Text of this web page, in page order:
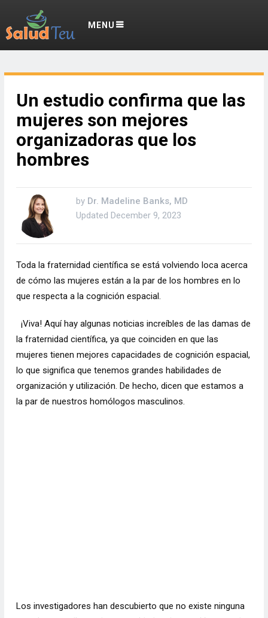
MENU
Un estudio confirma que las
mujeres son mejores
organizadoras que los
hombres
by Dr. Madeline Banks, MD
Updated December 9, 2023
Toda la fraternidad científica se está volviendo loca acerca
de cómo las mujeres están a la par de los hombres en lo
que respecta a la cognición espacial.
¡Viva! Aquí hay algunas noticias increíbles de las damas de
la fraternidad científica, ya que coinciden en que las
mujeres tienen mejores capacidades de cognición espacial,
lo que significa que tenemos grandes habilidades de
organización y utilización. De hecho, dicen que estamos a
la par de nuestros homólogos masculinos.
Los investigadores han descubierto que no existe ninguna